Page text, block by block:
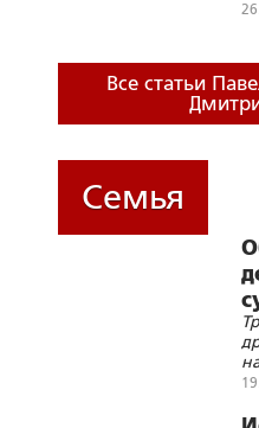
Все статьи
Семья